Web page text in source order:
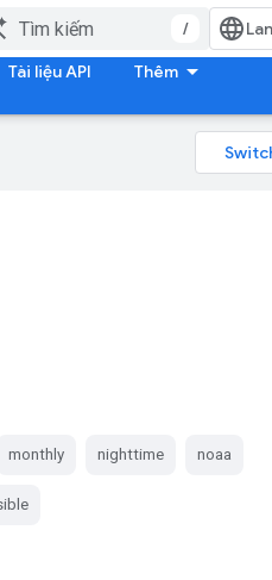
/
Tài liệu API Thêm
monthly nighttime noaa